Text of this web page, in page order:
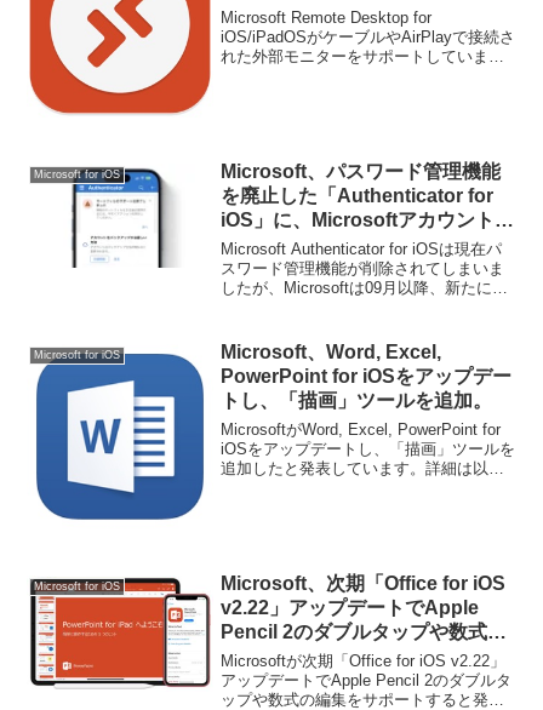
ーをサポート。
Microsoft Remote Desktop for
iOS/iPadOSがケーブルやAirPlayで接続さ
れた外部モニターをサポートしていま
Microsoft for iOS
Microsoft、パスワード管理機能
を廃止した「Authenticator for
iOS」に、Microsoftアカウントを
必要としないiCloudを利用したバ
ックアップ機能を9月以降ロール
アウト。
Microsoft Authenticator for iOSは現在パ
スワード管理機能が削除されてしまいま
したが、Microsoftは09月以降、新たに
装するそうです。
Microsoft for iOS
Microsoft、Word, Excel,
PowerPoint for iOSをアップデー
トし、「描画」ツールを追加。
MicrosoftがWord, Excel, PowerPoint for
iOSをアップデートし、「描画」ツールを
追加したと発表しています。詳細は以下
Microsoft for iOS
Microsoft、次期「Office for iOS
v2.22」アップデートでApple
Pencil 2のダブルタップや数式の
編集をサポート。
Microsoftが次期「Office for iOS v2.22」
アップデートでApple Pencil 2のダブルタ
ップや数式の編集をサポートすると発表